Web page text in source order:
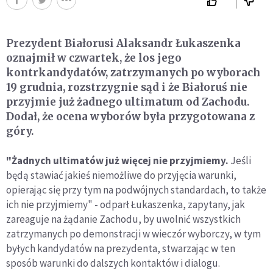
Prezydent Białorusi Alaksandr Łukaszenka
oznajmił w czwartek, że los jego
kontrkandydatów, zatrzymanych po wyborach
19 grudnia, rozstrzygnie sąd i że Białoruś nie
przyjmie już żadnego ultimatum od Zachodu.
Dodał, że ocena wyborów była przygotowana z
góry.
"Żadnych ultimatów już więcej nie przyjmiemy. Jeśli
będą stawiać jakieś niemożliwe do przyjęcia warunki,
opierając się przy tym na podwójnych standardach, to także
ich nie przyjmiemy" - odparł Łukaszenka, zapytany, jak
zareaguje na żądanie Zachodu, by uwolnić wszystkich
zatrzymanych po demonstracji w wieczór wyborczy, w tym
byłych kandydatów na prezydenta, stwarzając w ten
sposób warunki do dalszych kontaktów i dialogu.